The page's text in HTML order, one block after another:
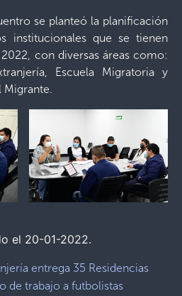
se planteó la planificación
institucionales que se tienen
con diversas áreas como:
Escuela Migratoria y
Migrante.
el 20-01-2022.
entrega 35 Residencias
de trabajo a futbolistas